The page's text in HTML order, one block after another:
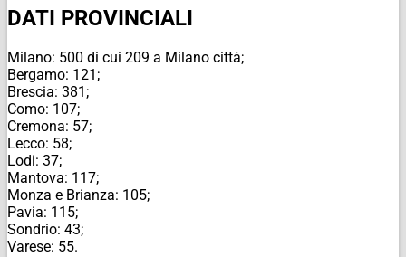
DATI PROVINCIALI
Milano: 500 di cui 209 a Milano città;
Bergamo: 121;
Brescia: 381;
Como: 107;
Cremona: 57;
Lecco: 58;
Lodi: 37;
Mantova: 117;
Monza e Brianza: 105;
Pavia: 115;
Sondrio: 43;
Varese: 55.